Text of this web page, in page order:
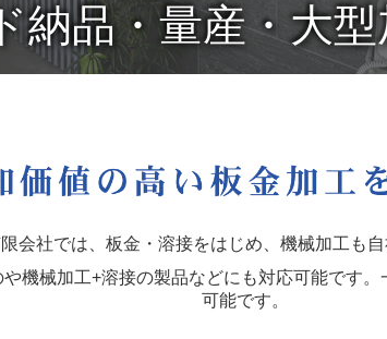
納品・量産・大型
会社では、板金・溶接をはじめ、機械加工も自
機械加工+溶接の製品などにも対応可能です
可能です。